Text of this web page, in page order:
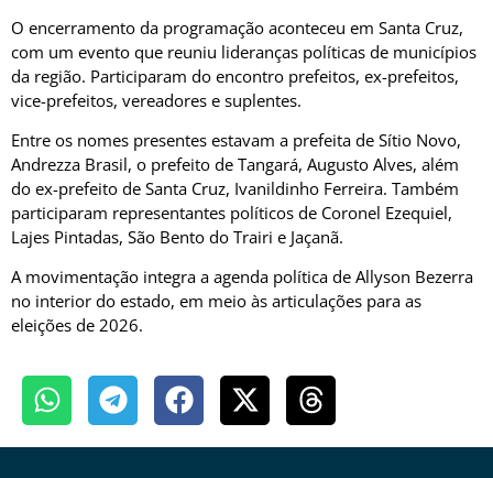
O encerramento da programação aconteceu em Santa Cruz,
com um evento que reuniu lideranças políticas de municípios
da região. Participaram do encontro prefeitos, ex-prefeitos,
vice-prefeitos, vereadores e suplentes.
Entre os nomes presentes estavam a prefeita de Sítio Novo,
Andrezza Brasil, o prefeito de Tangará, Augusto Alves, além
do ex-prefeito de Santa Cruz, Ivanildinho Ferreira. Também
participaram representantes políticos de Coronel Ezequiel,
Lajes Pintadas, São Bento do Trairi e Jaçanã.
A movimentação integra a agenda política de Allyson Bezerra
no interior do estado, em meio às articulações para as
eleições de 2026.